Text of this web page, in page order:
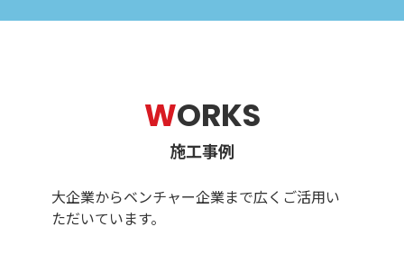
WORKS
施工事例
大企業からベンチャー企業まで広くご活用い
ただいています。